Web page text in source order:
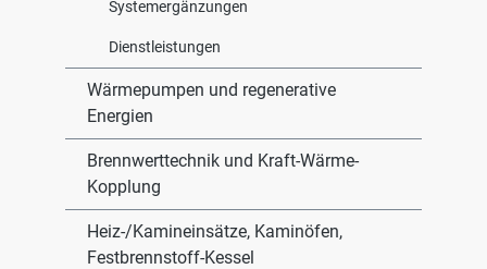
Systemergänzungen
Dienstleistungen
Wärmepumpen und regenerative
Energien
Brennwerttechnik und Kraft-Wärme-
Kopplung
Heiz-/Kamineinsätze, Kaminöfen,
Festbrennstoff-Kessel